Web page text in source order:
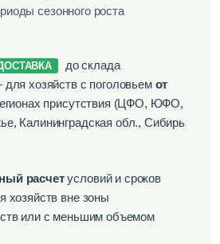
сезонного роста
до склада
хозяйств с поголовьем от
присутствия (ЦФО, ЮФО,
Калининградская обл., Сибирь
расчетусловий и сроков
хозяйств вне зоны
или с меньшим объемом